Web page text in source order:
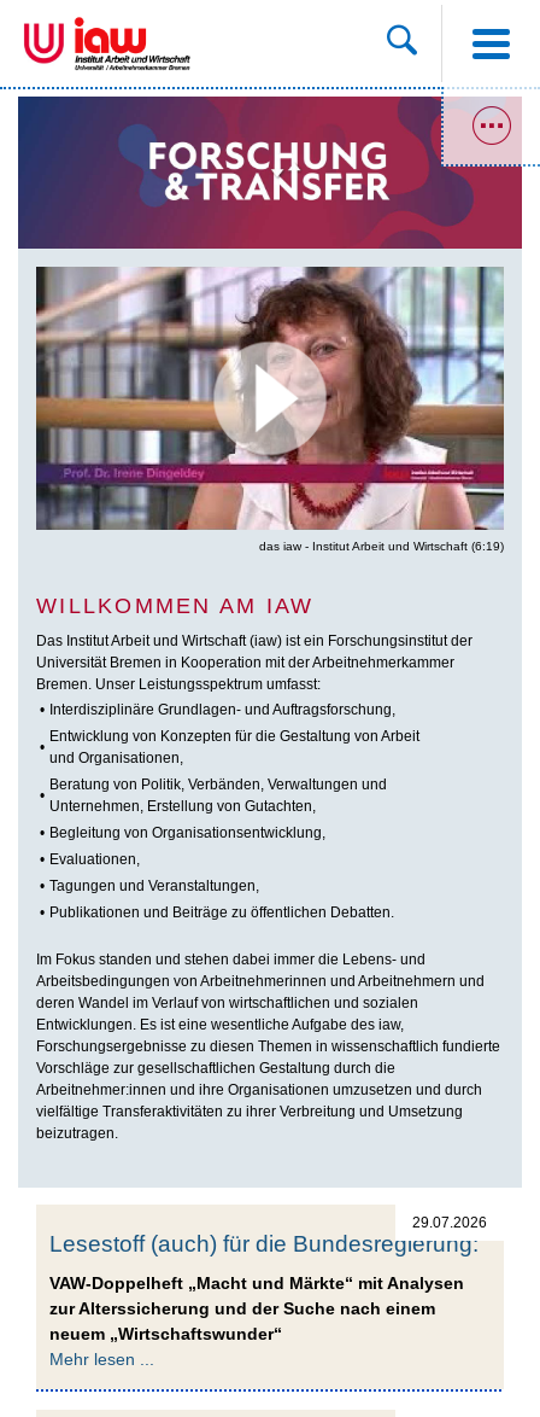
das iaw - Institut Arbeit und Wirtschaft (6:19)
WILLKOMMEN AM IAW
Das Institut Arbeit und Wirtschaft (iaw) ist ein Forschungsinstitut der
Universität Bremen in Kooperation mit der Arbeitnehmerkammer
Bremen. Unser Leistungsspektrum umfasst:
• Interdisziplinäre Grundlagen- und Auftragsforschung,
•
Entwicklung von Konzepten für die Gestaltung von Arbeit
und Organisationen,
•
Beratung von Politik, Verbänden, Verwaltungen und
Unternehmen, Erstellung von Gutachten,
• Begleitung von Organisationsentwicklung,
• Evaluationen,
• Tagungen und Veranstaltungen,
• Publikationen und Beiträge zu öffentlichen Debatten.
Im Fokus standen und stehen dabei immer die Lebens- und
Arbeitsbedingungen von Arbeitnehmerinnen und Arbeitnehmern und
deren Wandel im Verlauf von wirtschaftlichen und sozialen
Entwicklungen. Es ist eine wesentliche Aufgabe des iaw,
Forschungsergebnisse zu diesen Themen in wissenschaftlich fundierte
Vorschläge zur gesellschaftlichen Gestaltung durch die
Arbeitnehmer:innen und ihre Organisationen umzusetzen und durch
vielfältige Transferaktivitäten zu ihrer Verbreitung und Umsetzung
beizutragen.
29.07.2026
Lesestoff (auch) für die Bundesregierung:
VAW-Doppelheft „Macht und Märkte“ mit Analysen
zur Alterssicherung und der Suche nach einem
neuem „Wirtschaftswunder“
Mehr lesen ...